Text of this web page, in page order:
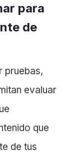
para
de
pruebas,
evaluar
que
de tus